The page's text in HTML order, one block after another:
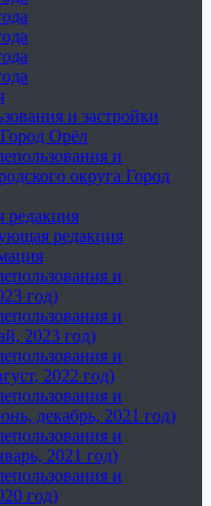
и застройки
Орёл
и
округа Город
редакция
редакция
и
год)
и
2023 год)
и
2022 год)
и
декабрь, 2021 год)
и
2021 год)
и
год)